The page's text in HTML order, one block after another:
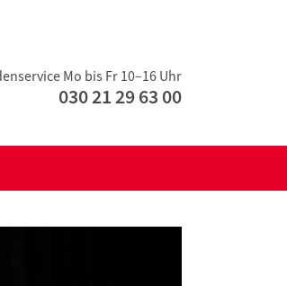
Mo bis Fr 10–16 Uhr
030 21 29 63 00